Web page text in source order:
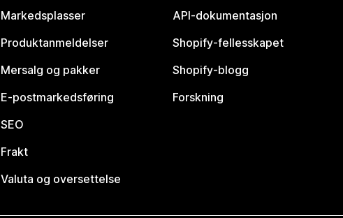
Markedsplasser
Produktanmeldelser
Mersalg og pakker
E-postmarkedsføring
SEO
Frakt
Valuta og oversettelse
API-dokumentasjon
Shopify-fellesskapet
Shopify-blogg
Forskning